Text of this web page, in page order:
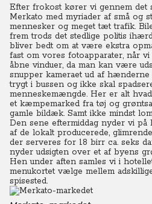
Efter frokost kører vi gennem det
Merkato med myriader af små og
mennesker og meget tæt trafik.
frem trods det stedlige politis
bliver bedt om at være ekstra
fast om vores fotoapparater, når
åbne vinduer, da man kan være
snupper kameraet ud af hænderne
trygt i bussen og ikke skal
menneskemængde. Her er alt
et kæmpemarked fra tøj og
gamle bildæk. Samt ikke mindst
Den sene eftermiddag nyder vi på
af de lokalt producerede,
der serveres for 18 birr ca. seks
nyder udsigten over et af byens
Hen under aften samles vi i
menukortet vælge mellem
spisested.